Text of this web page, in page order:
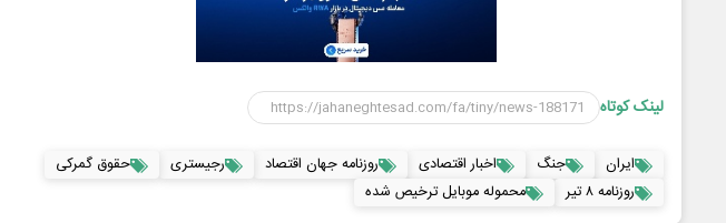
لینک کوتاه
ایران جنگ اخبار اقتصادی روزنامه جهان اقتصاد رجیستری
حقوق گمرکی
روزنامه ۸ تیر
محموله موبایل ترخیص شده